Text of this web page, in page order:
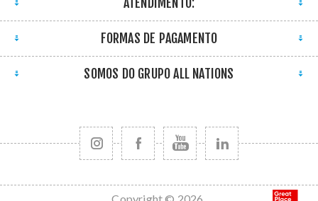
FORMAS DE PAGAMENTO
SOMOS DO GRUPO ALL NATIONS